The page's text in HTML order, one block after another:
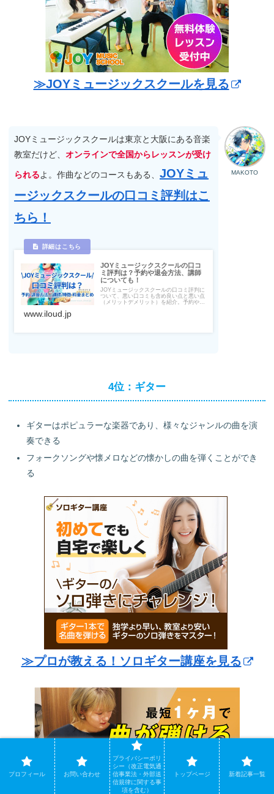
≫JOYミュージックスクールを見る
MAKOTO
JOYミュージックスクールは東京と大阪にある音楽
教室だけど、 オンラインで全国からレッスンが受け
られるよ。作曲などのコースもある、 JOYミュ
ージックスクールの口コミ評判はこ
ちら！
JOYミュージックスクールの口コ
ミ評判は？予約や退会方法、講師
についても！
JOYミュージックスクールの口コミ評判に
ついて、悪い口コミも含め良い点と悪い点
（メリットデメリット）を紹介。予約や退
www.iloud.jp
4位：ギター
ギターはポピュラーな楽器であり、様々なジャンルの曲を演
奏できる
フォークソングや懐メロなどの懐かしの曲を弾くことができ
る
≫プロが教える！ソロギター講座を見る
プロフィール お問い合わせ
プライバシーポリ
シー（改正電気通
信事業法・外部送
信規律に関する事
項を含む）
トップページ 新着記事一覧